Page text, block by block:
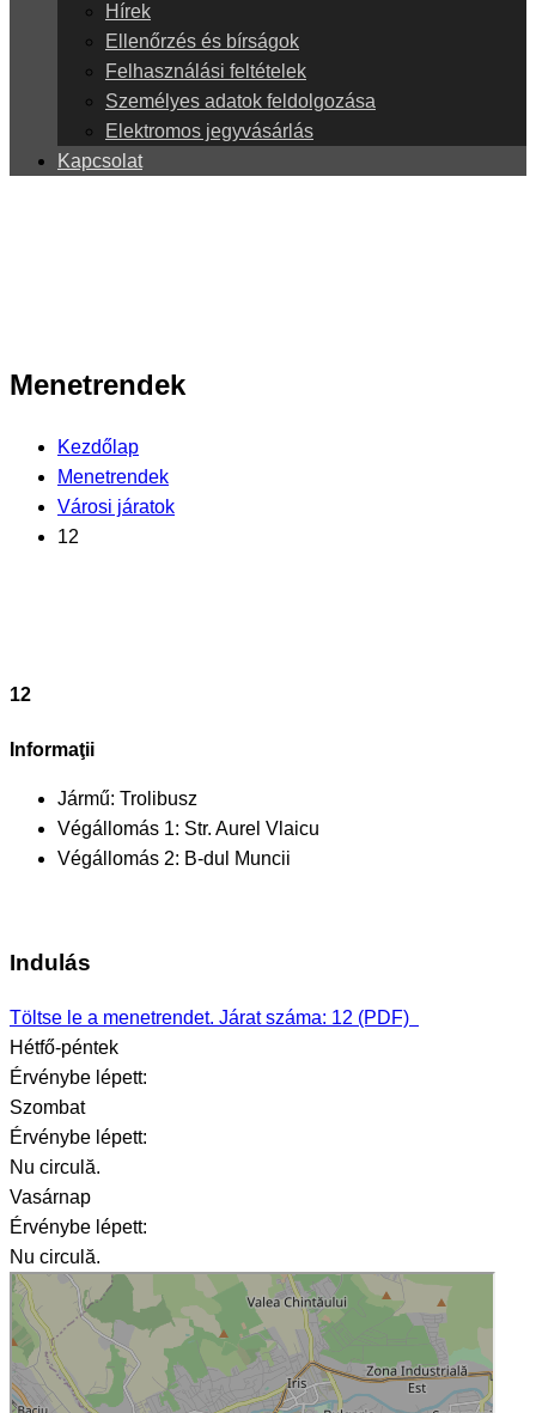
Hírek
Ellenőrzés és bírságok
Felhasználási feltételek
Személyes adatok feldolgozása
Elektromos jegyvásárlás
Kapcsolat
Menetrendek
Kezdőlap
Menetrendek
Városi járatok
12
12
Informaţii
Jármű: Trolibusz
Végállomás 1: Str. Aurel Vlaicu
Végállomás 2: B-dul Muncii
Indulás
Töltse le a menetrendet. Járat száma: 12 (PDF)
Hétfő-péntek
Érvénybe lépett:
Szombat
Érvénybe lépett:
Nu circulă.
Vasárnap
Érvénybe lépett:
Nu circulă.